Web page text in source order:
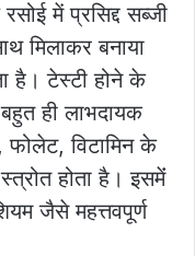
में प्रसिद्द सब्जी
मिलाकर बनाया
है। टेस्टी होने के
ही लाभदायक
फोलेट, विटामिन के
होता है। इसमेंं
जैसे महत्तवपूर्ण